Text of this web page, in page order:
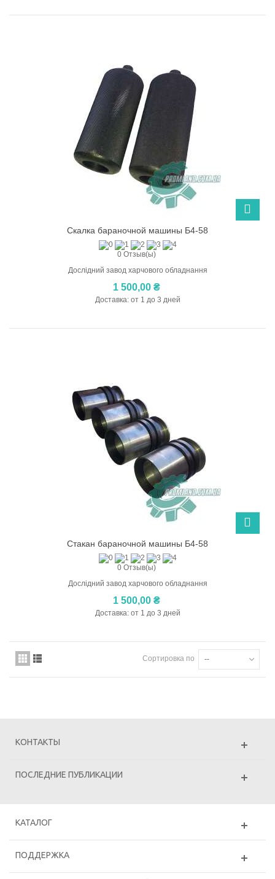
Скалка бараночной машины Б4-58
0 Отзыв(ы)
Дослідний завод харчового обладнання
1 500,00 ₴
Доставка: от 1 до 3 дней
Стакан бараночной машины Б4-58
0 Отзыв(ы)
Дослідний завод харчового обладнання
1 500,00 ₴
Доставка: от 1 до 3 дней
Сортировка по --
КОНТАКТЫ
ПОСЛЕДНИЕ ПУБЛИКАЦИИ
КАТАЛОГ
ПОДДЕРЖКА